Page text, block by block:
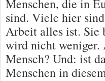
Menschen, die in
sind. Viele hier
Arbeit alles ist. Sie
wird nicht weniger.
Mensch? Und: ist
Menschen in